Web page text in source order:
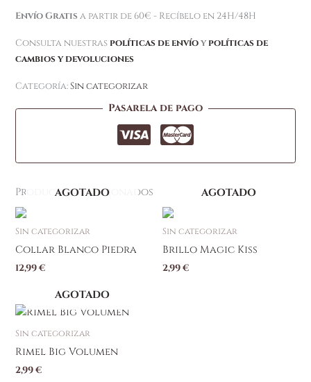
Envío Gratis a partir de 60€ - Recíbelo en 24H/48H
Consulta nuestras políticas de envíoy políticas de
cambios y devoluciones
Categoría:Sin categorizar
Pasarela de pago
Productos relacionados
AGOTADO
Sin categorizar
Collar Blanco Piedra
12,99€
AGOTADO
Sin categorizar
Brillo Magic Kiss
2,99€
AGOTADO
Sin categorizar
Rimel Big Volumen
2,99€